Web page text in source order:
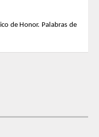
de Honor. Palabras de